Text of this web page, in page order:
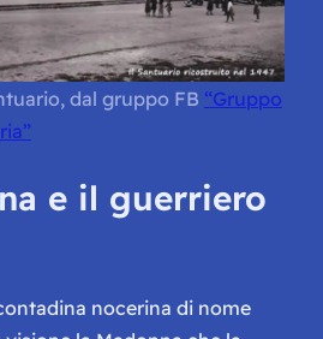
dal gruppo FB “Gruppo
e il guerriero
nocerina di nome